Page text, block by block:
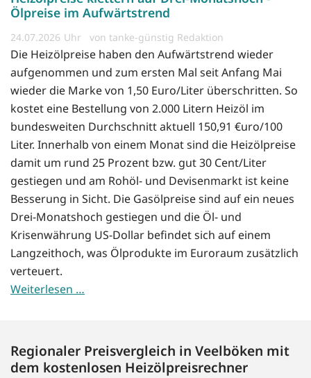
Ölpreise im Aufwärtstrend
24.07.2026 von tanke-günstig Redaktion
Die Heizölpreise haben den Aufwärtstrend wieder
aufgenommen und zum ersten Mal seit Anfang Mai
wieder die Marke von 1,50 Euro/Liter überschritten. So
kostet eine Bestellung von 2.000 Litern Heizöl im
bundesweiten Durchschnitt aktuell 150,91 €uro/100
Liter. Innerhalb von einem Monat sind die Heizölpreise
damit um rund 25 Prozent bzw. gut 30 Cent/Liter
gestiegen und am Rohöl- und Devisenmarkt ist keine
Besserung in Sicht. Die Gasölpreise sind auf ein neues
Drei-Monatshoch gestiegen und die Öl- und
Krisenwährung US-Dollar befindet sich auf einem
Langzeithoch, was Ölprodukte im Euroraum zusätzlich
verteuert.
Weiterlesen …
Regionaler Preisvergleich in Veelböken mit
dem kostenlosen Heizölpreisrechner